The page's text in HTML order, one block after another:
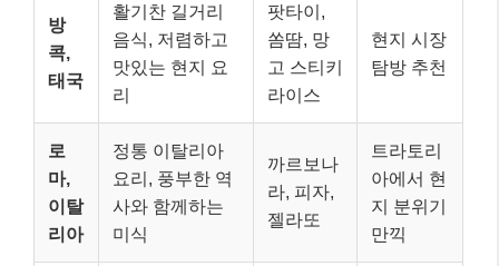
방
콕,
태국
활기찬 길거리
음식, 저렴하고
맛있는 현지 요
리
팟타이,
쏨땀, 망
고 스티키
라이스
현지 시장
탐방 추천
로
마,
이탈
리아
정통 이탈리아
요리, 풍부한 역
사와 함께하는
미식
까르보나
라, 피자,
젤라또
트라토리
아에서 현
지 분위기
만끽